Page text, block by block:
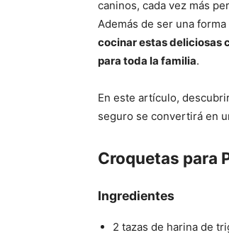
caninos, cada vez más
Además de ser una
cocinar estas deliciosas
para toda la familia.
En este artículo,
seguro se convertirá en
Croquetas para
Ingredientes
2 tazas de harina de